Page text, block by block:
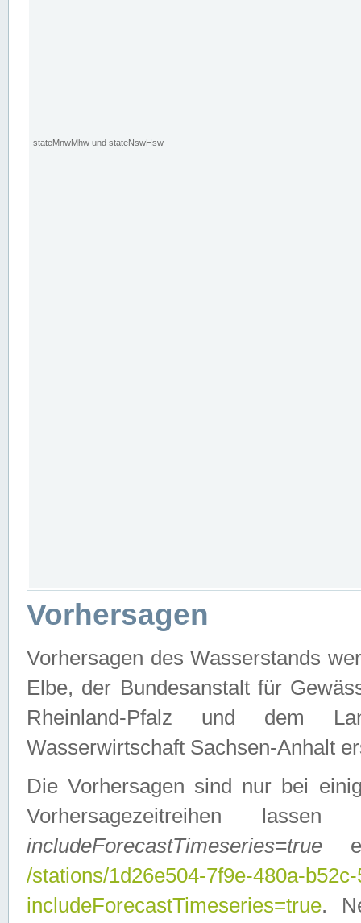
stateMnwMhw und stateNswHsw
Vorhersagen
Vorhersagen des Wasserstands
Elbe, der Bundesanstalt für
Rheinland-Pfalz und dem
Wasserwirtschaft Sachsen-Anhalt
Die Vorhersagen sind nur bei
Vorhersagezeitreihen
includeForecastTimeseries=true
/stations/1d26e504-7f9e-480a-
includeForecastTimeseries=true.